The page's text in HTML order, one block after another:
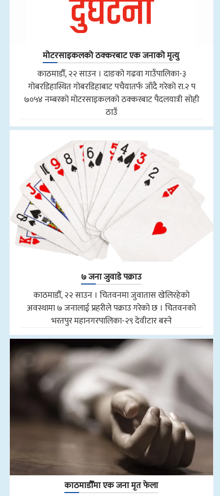
मोटरसाइकलको ठक्करबाट एक जनाको मृत्यु
काठमाडौँ, २२ साउन । दाङको गढवा गाउँपालिका-३
गोबरडिहास्थित गोबरडिहाबाट पचैयातर्फ जाँदै गरेको रा.२ प
७०५४ नम्बरको मोटरसाइकलको ठक्करबाट पैदलयात्री सोही
ठाउँ
७ जना जुवाडे पक्राउ
काठमाडौँ, २२ साउन । चितवनमा जुवातास खेलिरहेको
अवस्थामा ७ जनालाई प्रहरीले पक्राउ गरेको छ । चितवनको
भरतपुर महानगरपालिका-२९ देवीटार बस्ने
काठमाडौँमा एक जना मृत फेला